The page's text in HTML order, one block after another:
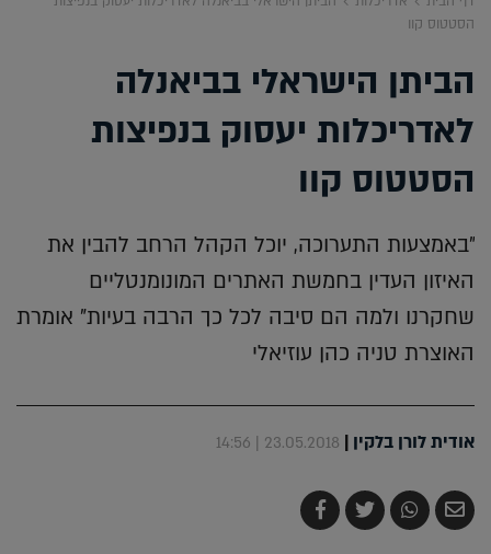
הסטטוס קוו
הביתן הישראלי בביאנלה
לאדריכלות יעסוק בנפיצות
הסטטוס קוו
"באמצעות התערוכה, יוכל הקהל הרחב להבין את
האיזון העדין בחמשת האתרים המונומנטליים
שחקרנו ולמה הם סיבה לכל כך הרבה בעיות" אומרת
האוצרת טניה כהן עוזיאלי
אודית לורן בלקין |
23.05.2018 | 14:56
שלח
בדואר
שתף
ב-
צייץ
ב-
שתף
ב-